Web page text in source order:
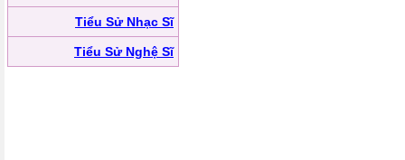
Tiểu Sử Nhạc Sĩ
Tiểu Sử Nghệ Sĩ